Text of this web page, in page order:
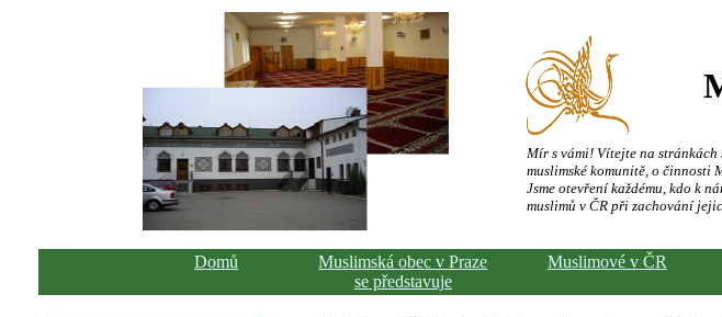
Mír s vámi! Vítejte na stránkách
muslimské komunitě, o činnosti
Jsme otevření každému, kdo k
muslimů v ČR při zachování
Domů
Muslimská obec v Praze
se představuje
Muslimové v ČR